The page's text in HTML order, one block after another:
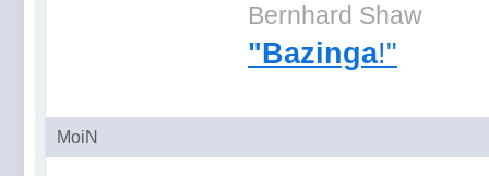
Bernhard Shaw
"Bazinga!"
MoiN